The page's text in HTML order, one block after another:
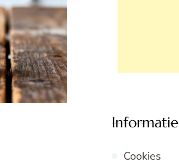
Informatie
Cookies